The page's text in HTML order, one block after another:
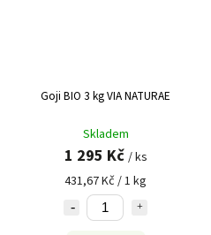
Goji BIO 3 kg VIA NATURAE
Skladem
1 295 Kč / ks
431,67 Kč / 1 kg